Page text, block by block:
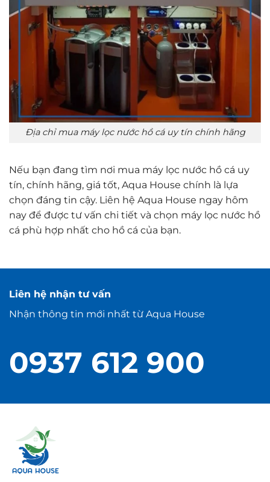
Địa chỉ mua máy lọc nước hồ cá uy tín chính hãng
Nếu bạn đang tìm nơi mua máy lọc nước hồ cá uy
tín, chính hãng, giá tốt, Aqua House chính là lựa
chọn đáng tin cậy. Liên hệ Aqua House ngay hôm
nay để được tư vấn chi tiết và chọn máy lọc nước hồ
cá phù hợp nhất cho hồ cá của bạn.
Liên hệ nhận tư vấn
Nhận thông tin mới nhất từ Aqua House
0937 612 900